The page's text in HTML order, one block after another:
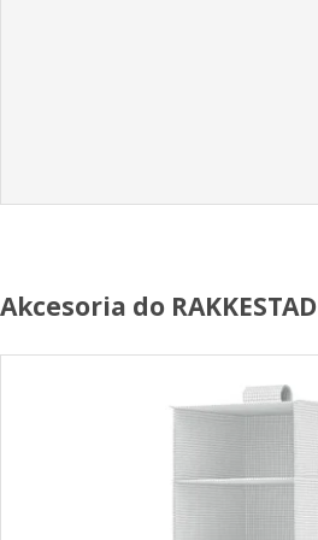
Akcesoria do RAKKESTAD